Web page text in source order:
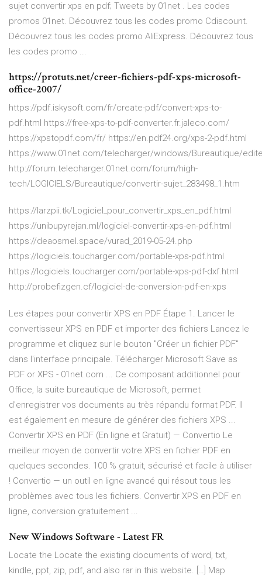
sujet convertir xps en pdf; Tweets by 01net . Les codes
promos 01net. Découvrez tous les codes promo Cdiscount.
Découvrez tous les codes promo AliExpress. Découvrez tous
les codes promo ...
https://protuts.net/creer-fichiers-pdf-xps-microsoft-
office-2007/
https://pdf.iskysoft.com/fr/create-pdf/convert-xps-to-
pdf.html https://free-xps-to-pdf-converter.fr.jaleco.com/
https://xpstopdf.com/fr/ https://en.pdf24.org/xps-2-pdf.html
https://www.01net.com/telecharger/windows/Bureautique/
http://forum.telecharger.01net.com/forum/high-
tech/LOGICIELS/Bureautique/convertir-sujet_283498_1.htm
https://larzpii.tk/Logiciel_pour_convertir_xps_en_pdf.html
https://unibupyrejan.ml/logiciel-convertir-xps-en-pdf.html
https://deaosmel.space/vurad_2019-05-24.php
https://logiciels.toucharger.com/portable-xps-pdf.html
https://logiciels.toucharger.com/portable-xps-pdf-dxf.html
http://probefizgen.cf/logiciel-de-conversion-pdf-en-xps
Les étapes pour convertir XPS en PDF Étape 1. Lancer le
convertisseur XPS en PDF et importer des fichiers Lancez le
programme et cliquez sur le bouton "Créer un fichier PDF"
dans l'interface principale. Télécharger Microsoft Save as
PDF or XPS - 01net.com ... Ce composant additionnel pour
Office, la suite bureautique de Microsoft, permet
d'enregistrer vos documents au très répandu format PDF. Il
est également en mesure de générer des fichiers XPS ...
Convertir XPS en PDF (En ligne et Gratuit) — Convertio Le
meilleur moyen de convertir votre XPS en fichier PDF en
quelques secondes. 100 % gratuit, sécurisé et facile à utiliser
! Convertio — un outil en ligne avancé qui résout tous les
problèmes avec tous les fichiers. Convertir XPS en PDF en
ligne, conversion gratuitement ...
New Windows Software - Latest FR
Locate the Locate the existing documents of word, txt,
kindle, ppt, zip, pdf, and also rar in this website. […]
Map